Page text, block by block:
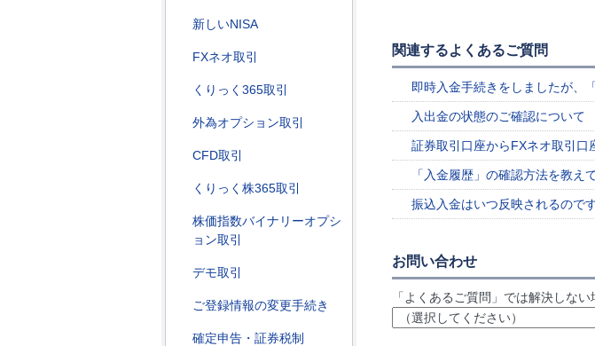
新しいNISA
FXネオ取引
くりっく365取引
外為オプション取引
CFD取引
くりっく株365取引
株価指数バイナリーオプシ
ョン取引
デモ取引
ご登録情報の変更手続き
確定申告・証券税制
関連するよくあるご質問
即時入金手続きをしましたが、
入出金の状態のご確認について
証券取引口座からFXネオ取引口
「入金履歴」の確認方法を教え
振込入金はいつ反映されるので
お問い合わせ
「よくあるご質問」では解決しな